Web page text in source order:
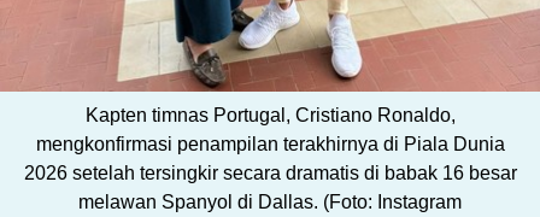
Kapten timnas Portugal, Cristiano Ronaldo,
mengkonfirmasi penampilan terakhirnya di Piala Dunia
2026 setelah tersingkir secara dramatis di babak 16 besar
melawan Spanyol di Dallas. (Foto: Instagram